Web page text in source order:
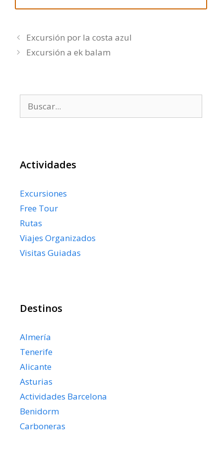
Excursión por la costa azul
Excursión a ek balam
Actividades
Excursiones
Free Tour
Rutas
Viajes Organizados
Visitas Guiadas
Destinos
Almería
Tenerife
Alicante
Asturias
Actividades Barcelona
Benidorm
Carboneras